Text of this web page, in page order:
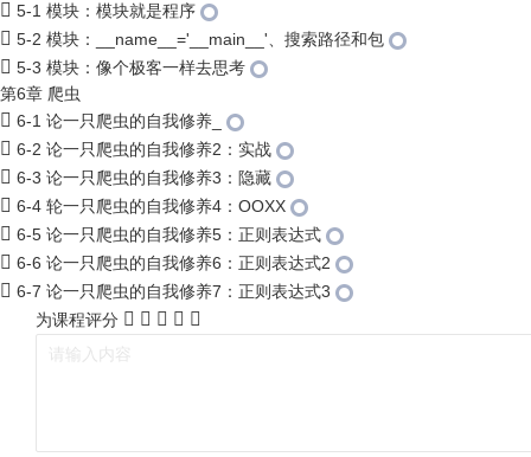
5-1 模块：模块就是程序
5-2 模块：__name__='__main__'、搜索路径和包
5-3 模块：像个极客一样去思考
第6章 爬虫
6-1 论一只爬虫的自我修养_
6-2 论一只爬虫的自我修养2：实战
6-3 论一只爬虫的自我修养3：隐藏
6-4 轮一只爬虫的自我修养4：OOXX
6-5 论一只爬虫的自我修养5：正则表达式
6-6 论一只爬虫的自我修养6：正则表达式2
6-7 论一只爬虫的自我修养7：正则表达式3
为课程评分